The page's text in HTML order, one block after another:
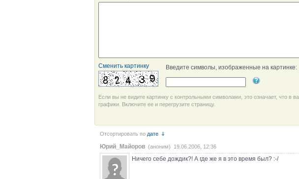
Сменить картинку Введите символы, изображенные на картинке:
Если вы не видите картинку с контрольными символами, это означает, что в
графики. Включите ее и перегрузите страницу.
Отсортировать по дате
Юрий_Майоров (аноним) 19.06.2006, 12:36
Ничего себе дождик?! А где же я в это время был? :-/